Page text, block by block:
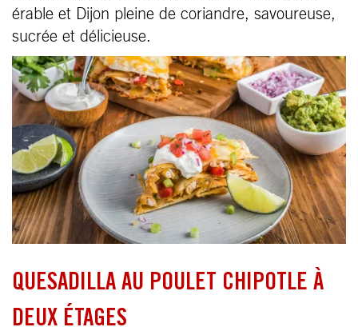
érable et Dijon pleine de coriandre, savoureuse,
sucrée et délicieuse.
QUESADILLA AU POULET CHIPOTLE À
DEUX ÉTAGES